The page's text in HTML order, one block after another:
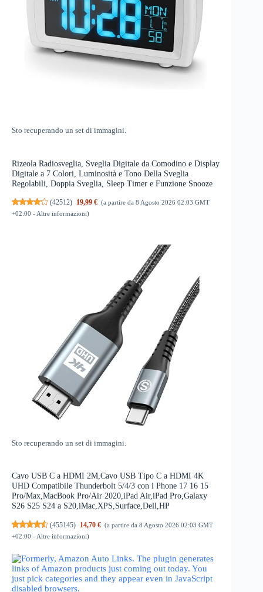
Sto recuperando un set di immagini.
Rizeola Radiosveglia, Sveglia Digitale da Comodino e Display
Digitale a 7 Colori, Luminosità e Tono Della Sveglia
Regolabili, Doppia Sveglia, Sleep Timer e Funzione Snooze
(42512) 19,99 € (a partire da 8 Agosto 2026 02:03 GMT
+02:00 - Altre informazioni)
Sto recuperando un set di immagini.
Cavo USB C a HDMI 2M,Cavo USB Tipo C a HDMI 4K
UHD Compatibile Thunderbolt 5/4/3 con i Phone 17 16 15
Pro/Max,MacBook Pro/Air 2020,iPad Air,iPad Pro,Galaxy
S26 S25 S24 a S20,iMac,XPS,Surface,Dell,HP
(455145) 14,70 € (a partire da 8 Agosto 2026 02:03 GMT
+02:00 - Altre informazioni)